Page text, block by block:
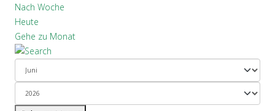
Nach Woche
Heute
Gehe zu Monat